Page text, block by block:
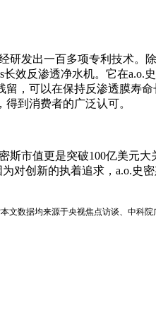
发出一百多项专利技术。
效反渗透净水机。它在a.o.
，可以在保持反渗透膜寿
到消费者的广泛认可。
市值更是突破100亿美元大
对创新的执着追求，a.o.史
文数据均来源于央视焦点访谈、中科